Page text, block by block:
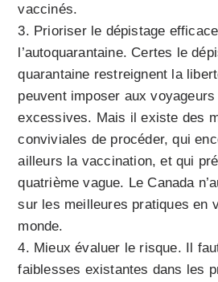
vaccinés.
Prioriser le dépistage
l’autoquarantaine. Certes le
quarantaine restreignent la
peuvent imposer aux
excessives. Mais il existe des
conviviales de procéder, qui
ailleurs la vaccination, et qui
quatrième vague. Le Canada
sur les meilleures pratiques en
monde.
Mieux évaluer le risque. Il
faiblesses existantes dans les